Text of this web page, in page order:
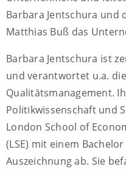
Barbara Jentschura
Matthias Buß das
Barbara Jentschura ist
und verantwortet u.a.
Qualitätsmanagement.
Politikwissenschaft und
London School of
(LSE) mit einem
Auszeichnung ab. Sie